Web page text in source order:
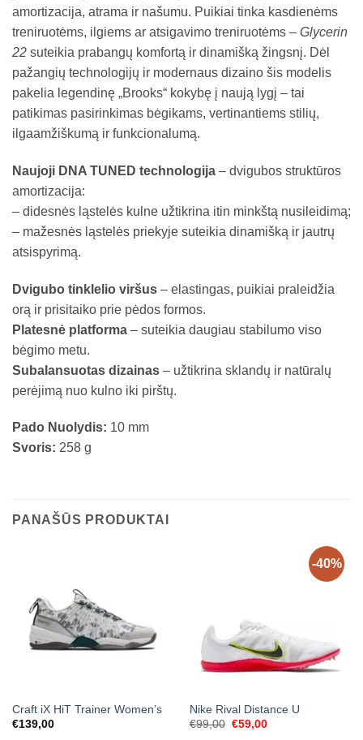
amortizacija, atrama ir našumu. Puikiai tinka kasdienėms
treniruotėms, ilgiems ar atsigavimo treniruotėms – Glycerin
22 suteikia prabangų komfortą ir dinamišką žingsnį. Dėl
pažangių technologijų ir modernaus dizaino šis modelis
pakelia legendinę „Brooks“ kokybę į naują lygį – tai
patikimas pasirinkimas bėgikams, vertinantiems stilių,
ilgaamžiškumą ir funkcionalumą.
Naujoji DNA TUNED technologija – dvigubos struktūros
amortizacija:
– didesnės ląstelės kulne užtikrina itin minkštą nusileidimą;
– mažesnės ląstelės priekyje suteikia dinamišką ir jautrų
atsispyrimą.
Dvigubo tinklelio viršus – elastingas, puikiai praleidžia
orą ir prisitaiko prie pėdos formos.
Platesnė platforma – suteikia daugiau stabilumo viso
bėgimo metu.
Subalansuotas dizainas – užtikrina sklandų ir natūralų
perėjimą nuo kulno iki pirštų.
Pado Nuolydis: 10 mm
Svoris: 258 g
PANAŠŪS PRODUKTAI
Craft iX HiT Trainer Women’s
€139,00
-40%
Nike Rival Distance U
€99,00 Original
€59,00Current